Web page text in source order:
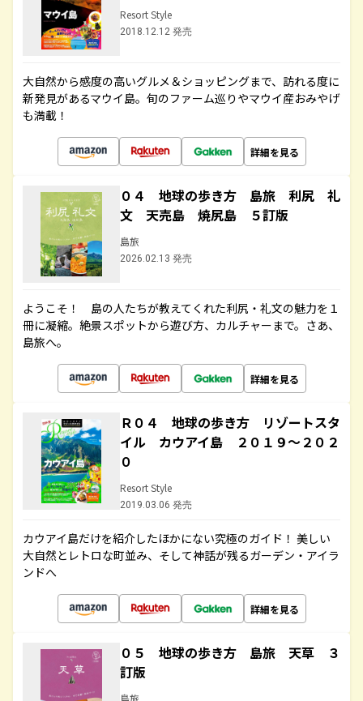
Resort Style
2018.12.12 発売
大自然から感度の高いグルメ＆ショッピングまで、訪れる度に
新発見があるマウイ島。旬のファーム巡りやマウイ産おみやげ
も満載！
詳細を見る
０４ 地球の歩き方 島旅 利尻 礼
文 天売島 焼尻島 ５訂版
島旅
2026.02.13 発売
ようこそ！ 島の人たちが教えてくれた利尻・礼文の魅力を１
冊に凝縮。絶景スポットから遊び方、カルチャーまで。さあ、
島旅へ。
詳細を見る
Ｒ０４ 地球の歩き方 リゾートスタ
イル カウアイ島 ２０１９～２０２
０
Resort Style
2019.03.06 発売
カウアイ島だけを紹介したほかにない究極のガイド！ 美しい
大自然とレトロな町並み、そして神話が残るガーデン・アイラ
ンドへ
詳細を見る
０５ 地球の歩き方 島旅 天草 ３
訂版
島旅